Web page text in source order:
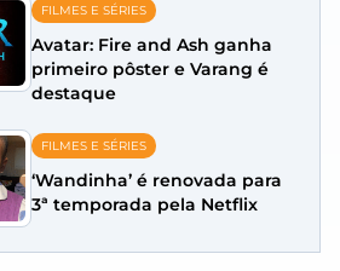
FILMES E SÉRIES
Avatar: Fire and Ash ganha
primeiro pôster e Varang é
destaque
FILMES E SÉRIES
‘Wandinha’ é renovada para
3ª temporada pela Netflix